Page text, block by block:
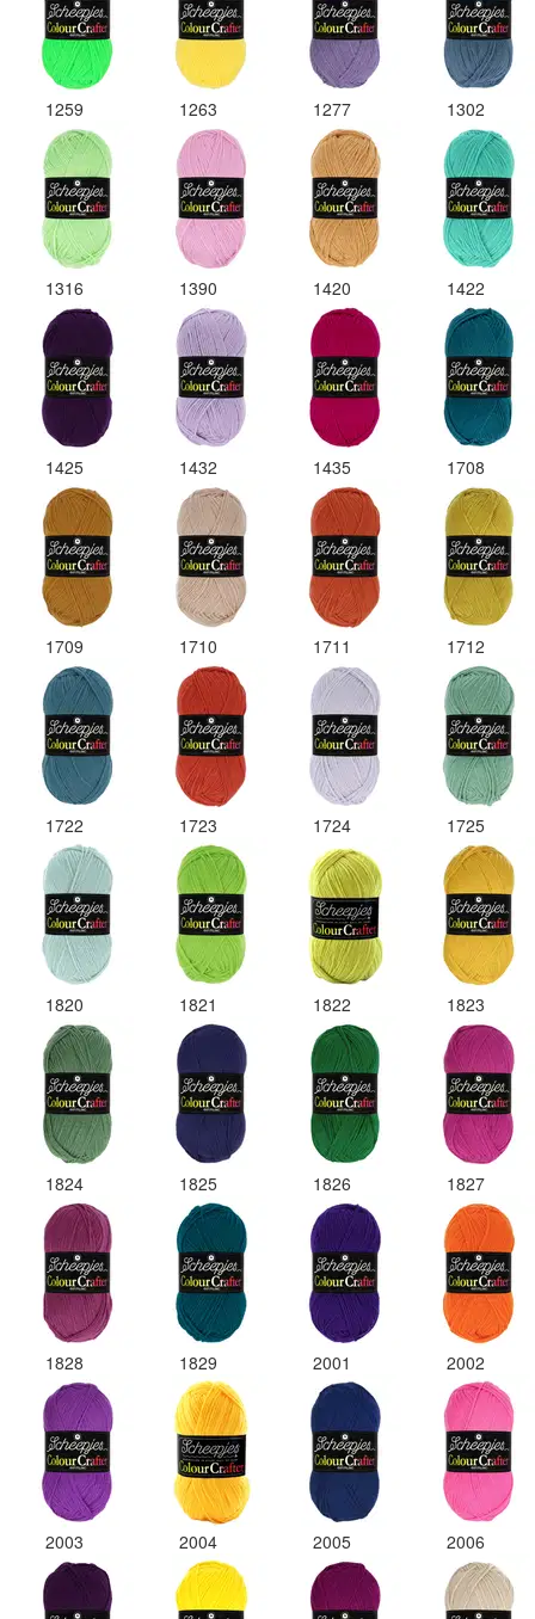
1259 1263 1277 1302
1316 1390 1420 1422
1425 1432 1435 1708
1709 1710 1711 1712
1722 1723 1724 1725
1820 1821 1822 1823
1824 1825 1826 1827
1828 1829 2001 2002
2003 2004 2005 2006